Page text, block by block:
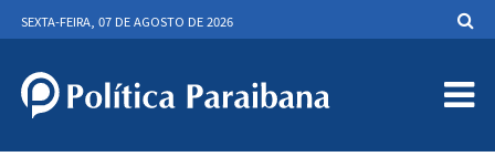
SEXTA-FEIRA, 07 DE AGOSTO DE 2026